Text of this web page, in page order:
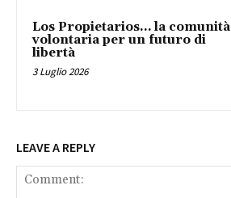
Los Propietarios… la comunità
volontaria per un futuro di
libertà
3 Luglio 2026
LEAVE A REPLY